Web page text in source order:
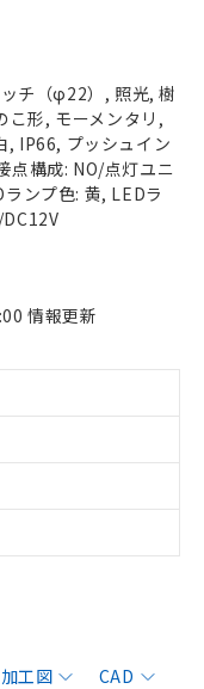
チ（φ22）, 照光, 樹
こ形, モーメンタリ,
, IP66, プッシュイン
点構成: NO/点灯ユニ
ンプ色: 黄, LEDラ
情報更新
工図
CAD